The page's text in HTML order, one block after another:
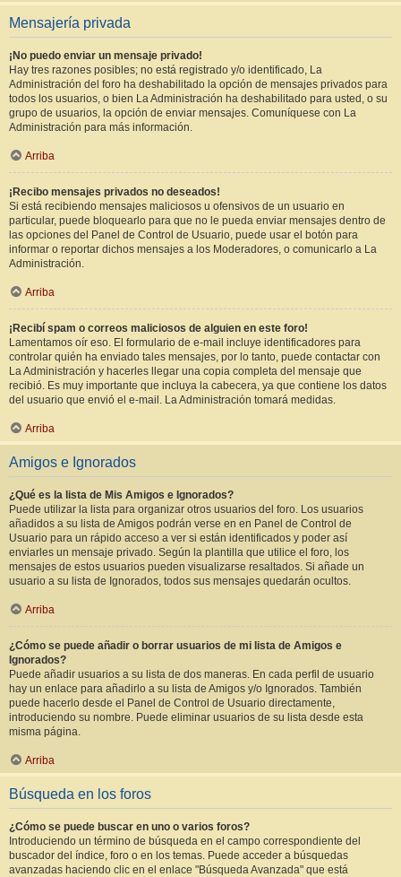
Mensajería privada
¡No puedo enviar un mensaje privado!
Hay tres razones posibles; no está registrado y/o identificado, La
Administración del foro ha deshabilitado la opción de mensajes privados para
todos los usuarios, o bien La Administración ha deshabilitado para usted, o su
grupo de usuarios, la opción de enviar mensajes. Comuníquese con La
Administración para más información.
Arriba
¡Recibo mensajes privados no deseados!
Si está recibiendo mensajes maliciosos u ofensivos de un usuario en
particular, puede bloquearlo para que no le pueda enviar mensajes dentro de
las opciones del Panel de Control de Usuario, puede usar el botón para
informar o reportar dichos mensajes a los Moderadores, o comunicarlo a La
Administración.
Arriba
¡Recibí spam o correos maliciosos de alguien en este foro!
Lamentamos oír eso. El formulario de e-mail incluye identificadores para
controlar quién ha enviado tales mensajes, por lo tanto, puede contactar con
La Administración y hacerles llegar una copia completa del mensaje que
recibió. Es muy importante que incluya la cabecera, ya que contiene los datos
del usuario que envió el e-mail. La Administración tomará medidas.
Arriba
Amigos e Ignorados
¿Qué es la lista de Mis Amigos e Ignorados?
Puede utilizar la lista para organizar otros usuarios del foro. Los usuarios
añadidos a su lista de Amigos podrán verse en en Panel de Control de
Usuario para un rápido acceso a ver si están identificados y poder así
enviarles un mensaje privado. Según la plantilla que utilice el foro, los
mensajes de estos usuarios pueden visualizarse resaltados. Si añade un
usuario a su lista de Ignorados, todos sus mensajes quedarán ocultos.
Arriba
¿Cómo se puede añadir o borrar usuarios de mi lista de Amigos e
Ignorados?
Puede añadir usuarios a su lista de dos maneras. En cada perfil de usuario
hay un enlace para añadirlo a su lista de Amigos y/o Ignorados. También
puede hacerlo desde el Panel de Control de Usuario directamente,
introduciendo su nombre. Puede eliminar usuarios de su lista desde esta
misma página.
Arriba
Búsqueda en los foros
¿Cómo se puede buscar en uno o varios foros?
Introduciendo un término de búsqueda en el campo correspondiente del
buscador del índice, foro o en los temas. Puede acceder a búsquedas
avanzadas haciendo clic en el enlace "Búsqueda Avanzada" que está